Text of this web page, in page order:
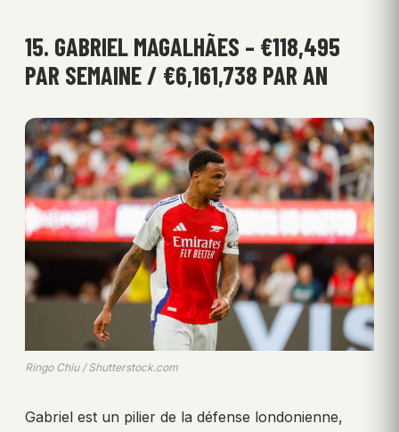
15. GABRIEL MAGALHÃES – €118,495
PAR SEMAINE / €6,161,738 PAR AN
Ringo Chiu / Shutterstock.com
Gabriel est un pilier de la défense londonienne,